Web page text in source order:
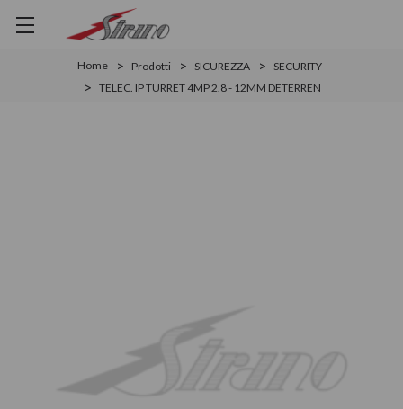
Home Prodotti SICUREZZA
SECURITY
TELEC. IP TURRET 4MP 2.8 - 12MM DETERREN